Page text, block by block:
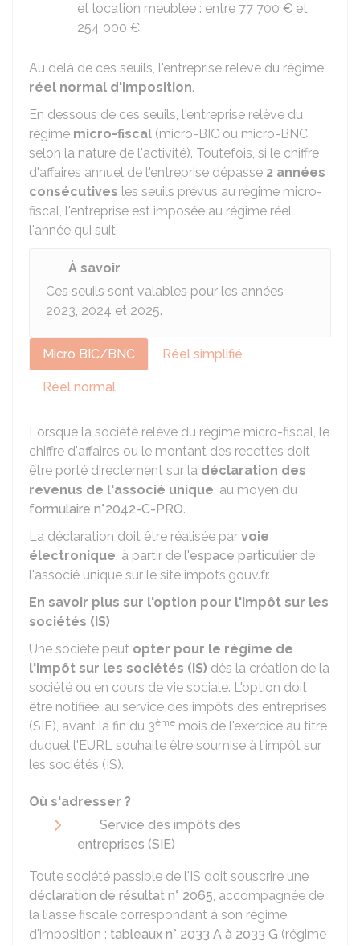
et location meublée : entre 77 700 € et
254 000 €
Au delà de ces seuils, l'entreprise relève du régime
réel normal d'imposition.
En dessous de ces seuils, l'entreprise relève du
régime micro-fiscal (micro-BIC ou micro-BNC
selon la nature de l'activité). Toutefois, si le chiffre
d'affaires annuel de l'entreprise dépasse 2 années
consécutives les seuils prévus au régime micro-
fiscal, l'entreprise est imposée au régime réel
l'année qui suit.
À savoir
Ces seuils sont valables pour les années
2023, 2024 et 2025.
Micro BIC/BNC Réel simplifié
Réel normal
Lorsque la société relève du régime micro-fiscal, le
chiffre d'affaires ou le montant des recettes doit
être porté directement sur la déclaration des
revenus de l'associé unique, au moyen du
formulaire n°2042-C-PRO.
La déclaration doit être réalisée par voie
électronique, à partir de l'espace particulier de
l'associé unique sur le site impots.gouv.fr.
En savoir plus sur l'option pour l'impôt sur les
sociétés (IS)
Une société peut opter pour le régime de
l'impôt sur les sociétés (IS) dès la création de la
société ou en cours de vie sociale. L'option doit
être notifiée, au service des impôts des entreprises
(SIE), avant la fin du 3ème mois de l'exercice au titre
duquel l'EURL souhaite être soumise à l'impôt sur
les sociétés (IS).
Où s'adresser ?
Service des impôts des
entreprises (SIE)
Toute société passible de l'IS doit souscrire une
déclaration de résultat n° 2065, accompagnée de
la liasse fiscale correspondant à son régime
d'imposition : tableaux n° 2033 A à 2033 G (régime